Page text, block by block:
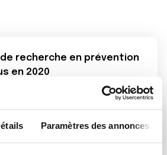
Paramètres des annonces
recherche en prévention
en 2020
E3N 2020